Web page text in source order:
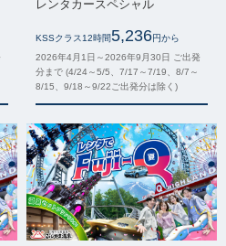
レンタカースペシャル
KSSクラス12時間5,236円から
2026年4月1日～2026年9月30日 ご出発
分まで (4/24～5/5、7/17～7/19、8/7～
8/15、9/18～9/22ご出発分は除く)